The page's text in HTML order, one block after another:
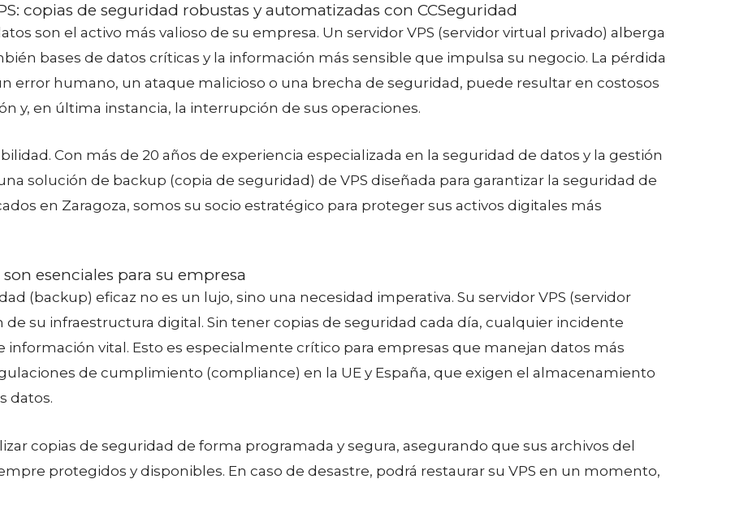
copias de seguridad robustas y automatizadas con CCSeguridad
son el activo más valioso de su empresa. Un servidor VPS (servidor virtual privado) alberga
bases de datos críticas y la información más sensible que impulsa su negocio. La pérdida
error humano, un ataque malicioso o una brecha de seguridad, puede resultar en costosos
y, en última instancia, la interrupción de sus operaciones.
Con más de 20 años de experiencia especializada en la seguridad de datos y la gestión
solución de backup (copia de seguridad) de VPS diseñada para garantizar la seguridad de
en Zaragoza, somos su socio estratégico para proteger sus activos digitales más
esenciales para su empresa
(backup) eficaz no es un lujo, sino una necesidad imperativa. Su servidor VPS (servidor
de su infraestructura digital. Sin tener copias de seguridad cada día, cualquier incidente
vital. Esto es especialmente crítico para empresas que manejan datos más
de cumplimiento (compliance) en la UE y España, que exigen el almacenamiento
datos.
copias de seguridad de forma programada y segura, asegurando que sus archivos del
protegidos y disponibles. En caso de desastre, podrá restaurar su VPS en un momento,